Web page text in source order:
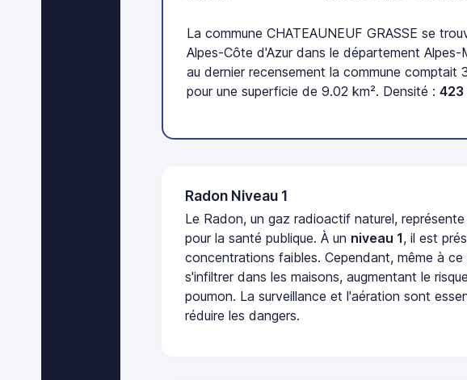
La commune CHATEAUNEUF GRASSE se
Alpes-Côte d'Azur dans le département
au dernier recensement la commune comptait
pour une superficie de 9.02 km². Densité :423
Radon Niveau 1
Le Radon, un gaz radioactif naturel,
pour la santé publique. À un niveau 1, il est
concentrations faibles. Cependant, même à ce
s'infiltrer dans les maisons, augmentant le
poumon. La surveillance et l'aération sont
réduire les dangers.